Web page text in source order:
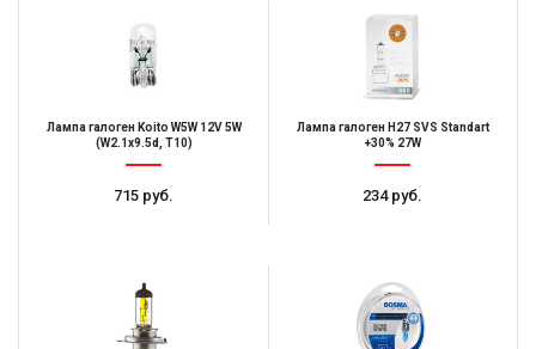
Лампа галоген Koito W5W 12V 5W
(W2.1x9.5d, T10)
715 руб.
Лампа галоген H27 SVS Standart
+30% 27W
234 руб.